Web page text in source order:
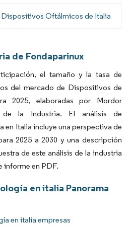
Dispositivos Oftálmicos de Italia
de Fondaparinux
el tamaño y la tasa de
del mercado de Dispositivos de
2025, elaboradas por Mordor
de la Industria. El análisis de
en Italia incluye una perspectiva de
2025 a 2030 y una descripción
de este análisis de la industria
informe en PDF.
en italia Panorama
en italia empresas